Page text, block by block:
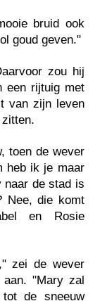
bruid ook
goud geven."
zou hij
een rijtuig met
van zijn leven
toen de wever
heb ik je maar
naar de stad is
Nee, die komt
en Rosie
zei de wever
"Mary zal
de sneeuw